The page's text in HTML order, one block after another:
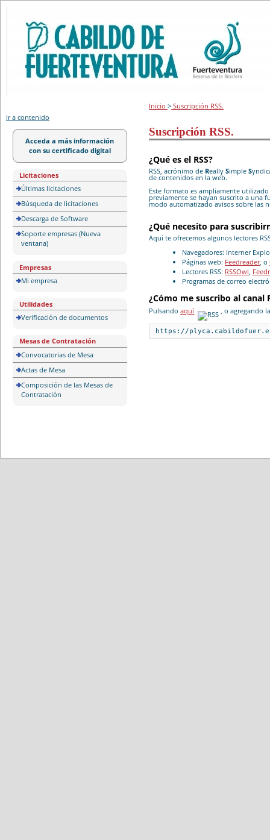
Ir a contenido
Acceda a más información
con su certificado digital
Licitaciones
Últimas licitaciones
Búsqueda de licitaciones
Descarga de Software
Soporte empresas (Nueva
ventana)
Empresas
Mi empresa
Utilidades
Verificación de documentos
Mesas de Contratación
Convocatorias de Mesa
Actas de Mesa
Composición de las Mesas de
Contratación
Inicio> Suscripción RSS.
Suscripción RSS.
¿Qué es el RSS?
RSS, acrónimo de ReallySimpleS
de contenidos en la web.
Este formato es ampliamente
previamente se hayan suscrito a una
modo automatizado avisos sobre las
¿Qué necesito para
Aquí te ofrecemos algunos lectores
Navegadores: Interner
Páginas web: Feedreader, o
Lectores RSS: RSSOwl
Programas de correo
¿Cómo me suscribo al canal
Pulsandoaquí , o agregando
https://